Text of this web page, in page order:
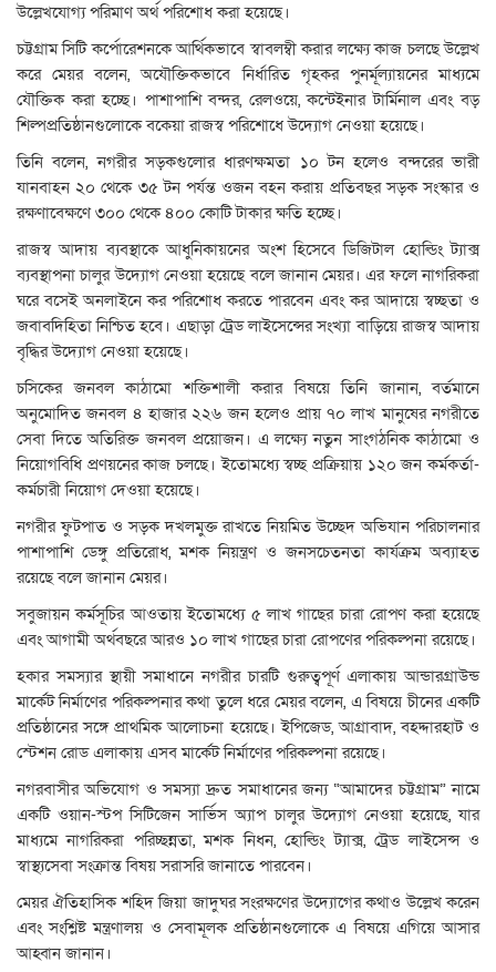
উল্লেখযোগ্য পরিমাণ অর্থ পরিশোধ করা হয়েছে।
চট্টগ্রাম সিটি কর্পোরেশনকে আর্থিকভাবে স্বাবলম্বী করার লক্ষ্যে কাজ চলছে উল্লেখ
করে মেয়র বলেন, অযৌক্তিকভাবে নির্ধারিত গৃহকর পুনর্মূল্যায়নের মাধ্যমে
যৌক্তিক করা হচ্ছে। পাশাপাশি বন্দর, রেলওয়ে, কন্টেইনার টার্মিনাল এবং বড়
শিল্পপ্রতিষ্ঠানগুলোকে বকেয়া রাজস্ব পরিশোধে উদ্যোগ নেওয়া হয়েছে।
তিনি বলেন, নগরীর সড়কগুলোর ধারণক্ষমতা ১০ টন হলেও বন্দরের ভারী
যানবাহন ২০ থেকে ৩৫ টন পর্যন্ত ওজন বহন করায় প্রতিবছর সড়ক সংস্কার ও
রক্ষণাবেক্ষণে ৩০০ থেকে ৪০০ কোটি টাকার ক্ষতি হচ্ছে।
রাজস্ব আদায় ব্যবস্থাকে আধুনিকায়নের অংশ হিসেবে ডিজিটাল হোল্ডিং ট্যাক্স
ব্যবস্থাপনা চালুর উদ্যোগ নেওয়া হয়েছে বলে জানান মেয়র। এর ফলে নাগরিকরা
ঘরে বসেই অনলাইনে কর পরিশোধ করতে পারবেন এবং কর আদায়ে স্বচ্ছতা ও
জবাবদিহিতা নিশ্চিত হবে। এছাড়া ট্রেড লাইসেন্সের সংখ্যা বাড়িয়ে রাজস্ব আদায়
বৃদ্ধির উদ্যোগ নেওয়া হয়েছে।
চসিকের জনবল কাঠামো শক্তিশালী করার বিষয়ে তিনি জানান, বর্তমানে
অনুমোদিত জনবল ৪ হাজার ২২৬ জন হলেও প্রায় ৭০ লাখ মানুষের নগরীতে
সেবা দিতে অতিরিক্ত জনবল প্রয়োজন। এ লক্ষ্যে নতুন সাংগঠনিক কাঠামো ও
নিয়োগবিধি প্রণয়নের কাজ চলছে। ইতোমধ্যে স্বচ্ছ প্রক্রিয়ায় ১২০ জন কর্মকর্তা-
কর্মচারী নিয়োগ দেওয়া হয়েছে।
নগরীর ফুটপাত ও সড়ক দখলমুক্ত রাখতে নিয়মিত উচ্ছেদ অভিযান পরিচালনার
পাশাপাশি ডেঙ্গু প্রতিরোধ, মশক নিয়ন্ত্রণ ও জনসচেতনতা কার্যক্রম অব্যাহত
রয়েছে বলে জানান মেয়র।
সবুজায়ন কর্মসূচির আওতায় ইতোমধ্যে ৫ লাখ গাছের চারা রোপণ করা হয়েছে
এবং আগামী অর্থবছরে আরও ১০ লাখ গাছের চারা রোপণের পরিকল্পনা রয়েছে।
হকার সমস্যার স্থায়ী সমাধানে নগরীর চারটি গুরুত্বপূর্ণ এলাকায় আন্ডারগ্রাউন্ড
মার্কেট নির্মাণের পরিকল্পনার কথা তুলে ধরে মেয়র বলেন, এ বিষয়ে চীনের একটি
প্রতিষ্ঠানের সঙ্গে প্রাথমিক আলোচনা হয়েছে। ইপিজেড, আগ্রাবাদ, বহদ্দারহাট ও
স্টেশন রোড এলাকায় এসব মার্কেট নির্মাণের পরিকল্পনা রয়েছে।
নগরবাসীর অভিযোগ ও সমস্যা দ্রুত সমাধানের জন্য “আমাদের চট্টগ্রাম” নামে
একটি ওয়ান-স্টপ সিটিজেন সার্ভিস অ্যাপ চালুর উদ্যোগ নেওয়া হয়েছে, যার
মাধ্যমে নাগরিকরা পরিচ্ছন্নতা, মশক নিধন, হোল্ডিং ট্যাক্স, ট্রেড লাইসেন্স ও
স্বাস্থ্যসেবা সংক্রান্ত বিষয় সরাসরি জানাতে পারবেন।
মেয়র ঐতিহাসিক শহিদ জিয়া জাদুঘর সংরক্ষণের উদ্যোগের কথাও উল্লেখ করেন
এবং সংশ্লিষ্ট মন্ত্রণালয় ও সেবামূলক প্রতিষ্ঠানগুলোকে এ বিষয়ে এগিয়ে আসার
আহ্বান জানান।